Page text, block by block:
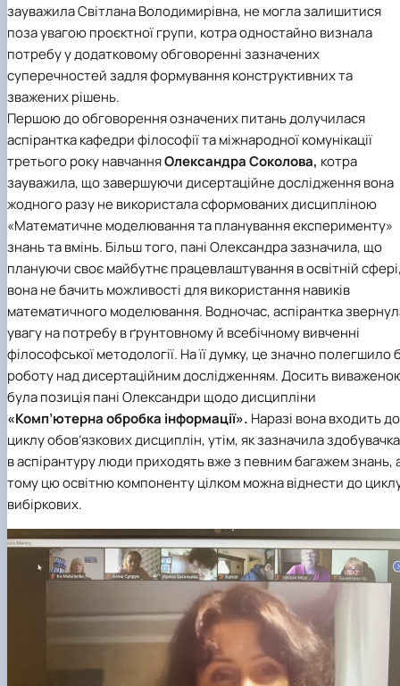
зауважила Світлана Володимирівна, не могла залишитися
поза увагою проєктної групи, котра одностайно визнала
потребу у додатковому обговоренні зазначених
суперечностей задля формування конструктивних та
зважених рішень.
Першою до обговорення означених питань долучилася
аспірантка кафедри філософії та міжнародної комунікації
третього року навчанняОлександра Соколова, котра
зауважила, що завершуючи дисертаційне дослідження вона
жодного разу не використала сформованих дисципліною
«Математичне моделювання та планування експерименту»
знань та вмінь. Більш того, пані Олександра зазначила, що
плануючи своє майбутнє працевлаштування в освітній
вона не бачить можливості для використання навиків
математичного моделювання. Водночас, аспірантка
увагу на потребу в ґрунтовному й всебічному вивченні
філософської методології. На її думку, це значно полегшило
роботу над дисертаційним дослідженням. Досить
була позиція пані Олександри щодо дисципліни
«Комп’ютерна обробка інформації». Наразі вона входить до
циклу обов’язкових дисциплін, утім, як зазначила
в аспірантуру люди приходять вже з певним багажем знань,
тому цю освітню компоненту цілком можна віднести до
вибіркових.